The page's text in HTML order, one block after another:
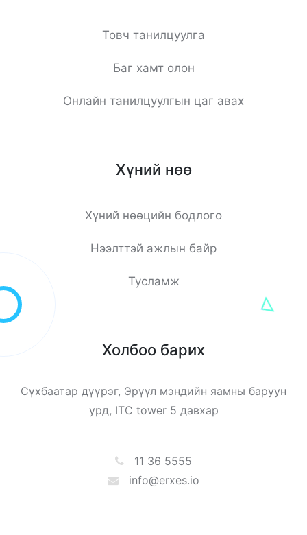
Товч танилцуулга
Баг хамт олон
Онлайн танилцуулгын цаг авах
Хүний нөө
Хүний нөөцийн бодлого
Нээлттэй ажлын байр
Тусламж
Холбоо барих
Сүхбаатар дүүрэг, Эрүүл мэндийн яамны баруун
урд, ITC tower 5 давхар
11 36 5555
info@erxes.io